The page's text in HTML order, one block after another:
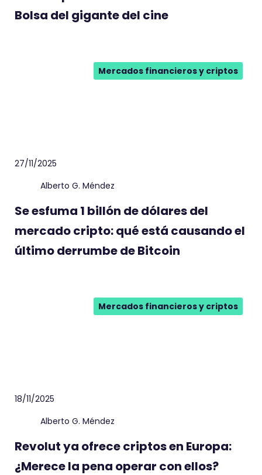
Bolsa del gigante del cine
Mercados financieros y criptos
27/11/2025
Alberto G. Méndez
Se esfuma 1 billón de dólares del
mercado cripto: qué está causando el
último derrumbe de Bitcoin
Mercados financieros y criptos
18/11/2025
Alberto G. Méndez
Revolut ya ofrece criptos en Europa:
¿Merece la pena operar con ellos?